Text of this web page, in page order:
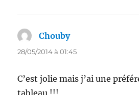
Choubydit :
28/05/2014 à 01:45
C’est jolie mais j’ai une